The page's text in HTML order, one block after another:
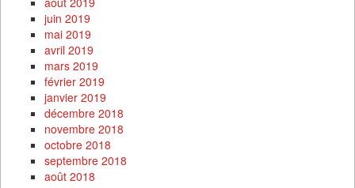
juin 2019
mai 2019
avril 2019
mars 2019
février 2019
janvier 2019
décembre 2018
novembre 2018
octobre 2018
septembre 2018
août 2018